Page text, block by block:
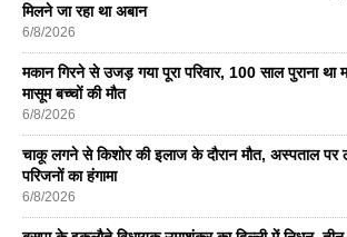
मिलने जा रहा था अबान
6/8/2026
मकान गिरने से उजड़ गया पूरा परिवार, 100 साल पुराना था
मासूम बच्चों की मौत
6/8/2026
चाकू लगने से किशोर की इलाज के दौरान मौत, अस्पताल पर
परिजनों का हंगामा
6/8/2026